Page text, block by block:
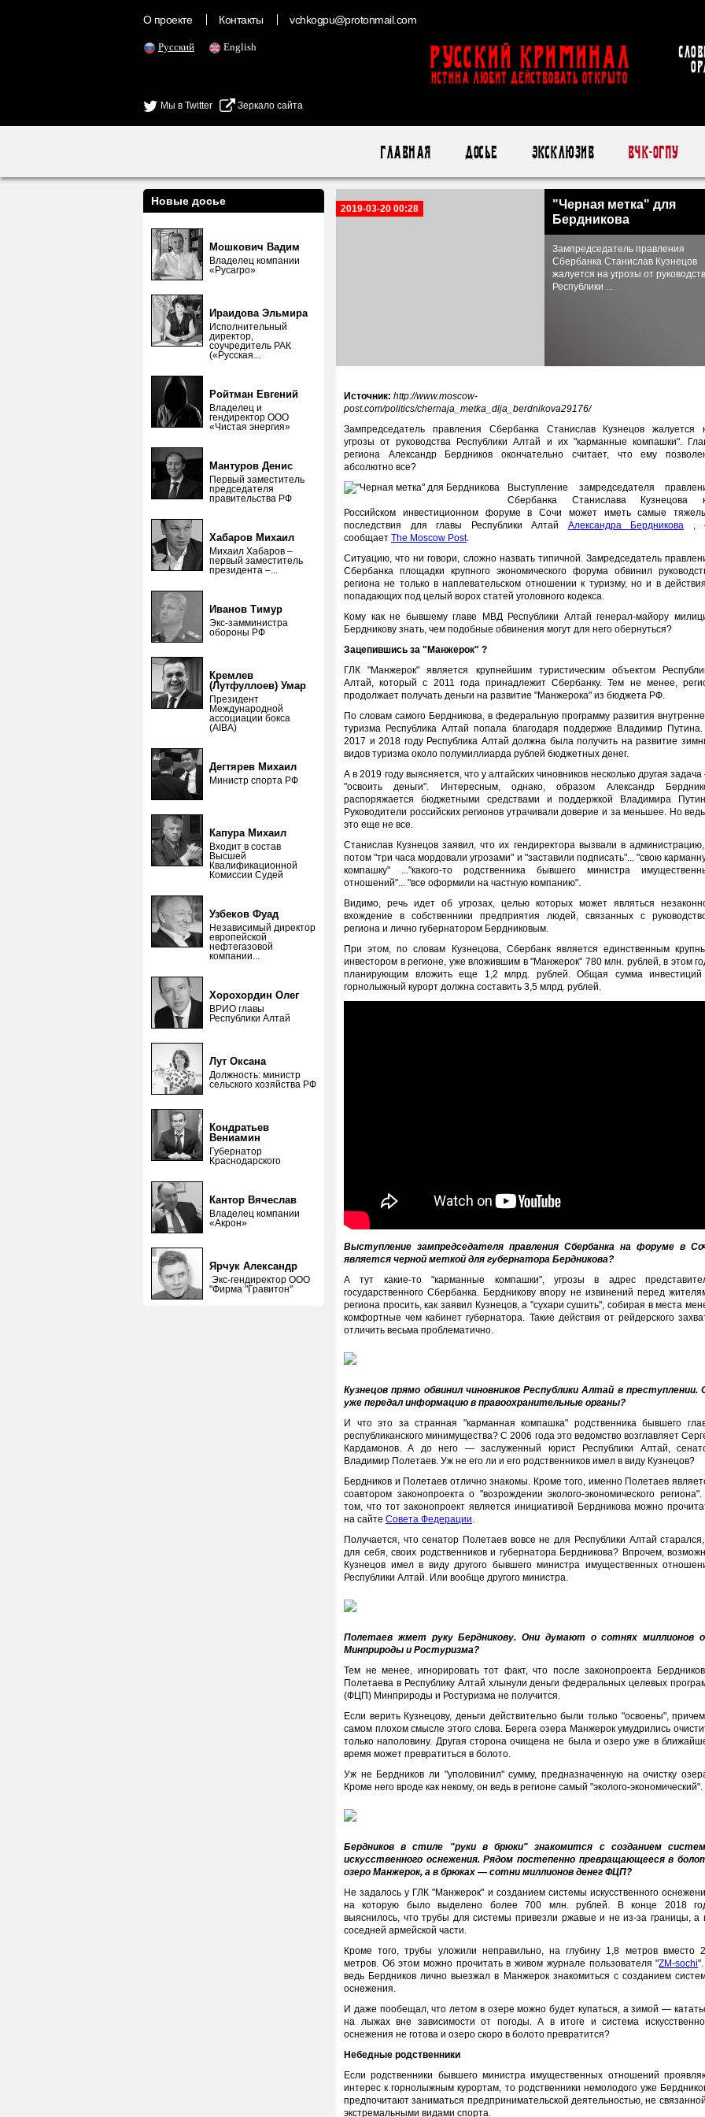
О проекте Контакты vchkogpu@protonmail.com
Русский English
Мы в Twitter Зеркало сайта
Русский Криминал
ИСТИНА ЛЮБИТ ДЕЙСТВОВАТЬ ОТКРЫТО
Главная Досье Эксклюзив ВЧК-ОГПУ
Новые досье
Мошкович Вадим
Владелец компании
«Русагро»
Ираидова Эльмира
Исполнительный
директор,
соучредитель РАК
(«Русская...
Ройтман Евгений
Владелец и
гендиректор ООО
«Чистая энергия»
Мантуров Денис
Первый заместитель
председателя
правительства РФ
Хабаров Михаил
Михаил Хабаров –
первый заместитель
президента –...
Иванов Тимур
Экс-замминистра
обороны РФ
Кремлев
(Лутфуллоев) Умар
Президент
Международной
ассоциации бокса
(AIBA)
Дегтярев Михаил
Министр спорта РФ
Капура Михаил
Входит в состав
Высшей
Квалификационной
Комиссии Судей
Узбеков Фуад
Независимый директор
европейской
нефтегазовой
компании...
Хорохордин Олег
ВРИО главы
Республики Алтай
Лут Оксана
Должность: министр
сельского хозяйства РФ
Кондратьев
Вениамин
Губернатор
Краснодарского
Кантор Вячеслав
Владелец компании
«Акрон»
Ярчук Александр
Экс-гендиректор ООО
"Фирма "Гравитон"
2019-03-20 00:28
"Черная метка" для
Бердникова
Зампредседатель правления
Сбербанка Станислав Кузнецов
жалуется на угрозы от
Республики ...
Источник: http://www.moscow-
post.com/politics/chernaja_metka_dlja_berdnikova29176/
Зампредседатель правления Сбербанка Станислав Кузнецов жалуется
угрозы от руководства Республики Алтай и их "карманные компашки".
региона Александр Бердников окончательно считает, что ему
абсолютно все?
Выступление замредседателя
Сбербанка Станислава Кузнецова
Российском инвестиционном форуме в Сочи может иметь самые
последствия для главы Республики Алтай Александра Бердникова ,
сообщает The Moscow Post.
Ситуацию, что ни говори, сложно назвать типичной. Замредседатель
Сбербанка площадки крупного экономического форума обвинил
региона не только в наплевательском отношении к туризму, но и в
попадающих под целый ворох статей уголовного кодекса.
Кому как не бывшему главе МВД Республики Алтай генерал-майору
Бердникову знать, чем подобные обвинения могут для него обернуться?
Зацепившись за "Манжерок" ?
ГЛК "Манжерок" является крупнейшим туристическим объектом
Алтай, который с 2011 года принадлежит Сбербанку. Тем не менее,
продолжает получать деньги на развитие "Манжерока" из бюджета РФ.
По словам самого Бердникова, в федеральную программу развития
туризма Республика Алтай попала благодаря поддержке Владимир
2017 и 2018 году Республика Алтай должна была получить на развитие
видов туризма около полумиллиарда рублей бюджетных денег.
А в 2019 году выясняется, что у алтайских чиновников несколько другая
"освоить деньги". Интересным, однако, образом Александр
распоряжается бюджетными средствами и поддержкой Владимира
Руководители российских регионов утрачивали доверие и за меньшее. Но
это еще не все.
Станислав Кузнецов заявил, что их гендиректора вызвали в
потом "три часа мордовали угрозами" и "заставили подписать"... "свою
компашку" ..."какого-то родственника бывшего министра
отношений"... "все оформили на частную компанию".
Видимо, речь идет об угрозах, целью которых может являться
вхождение в собственники предприятия людей, связанных с
региона и лично губернатором Бердниковым.
При этом, по словам Кузнецова, Сбербанк является единственным
инвестором в регионе, уже вложившим в "Манжерок" 780 млн. рублей, в этом
планирующим вложить еще 1,2 млрд. рублей. Общая сумма
горнолыжный курорт должна составить 3,5 млрд. рублей.
Выступление зампредседателя правления Сбербанка на форуме в
является черной меткой для губернатора Бердникова?
А тут какие-то "карманные компашки", угрозы в адрес
государственного Сбербанка. Бердникову впору не извинений перед
региона просить, как заявил Кузнецов, а "сухари сушить", собирая в места
комфортные чем кабинет губернатора. Такие действия от рейдерского
отличить весьма проблематично.
Кузнецов прямо обвинил чиновников Республики Алтай в преступлении.
уже передал информацию в правоохранительные органы?
И что это за странная "карманная компашка" родственника бывшего
республиканского минимущества? С 2006 года это ведомство возглавляет
Кардамонов. А до него — заслуженный юрист Республики Алтай,
Владимир Полетаев. Уж не его ли и его родственников имел в виду Кузнецов?
Бердников и Полетаев отлично знакомы. Кроме того, именно Полетаев
соавтором законопроекта о "возрождении эколого-экономического
том, что тот законопроект является инициативой Бердникова можно
на сайте Совета Федерации.
Получается, что сенатор Полетаев вовсе не для Республики Алтай
для себя, своих родственников и губернатора Бердникова? Впрочем,
Кузнецов имел в виду другого бывшего министра имущественных
Республики Алтай. Или вообще другого министра.
Полетаев жмет руку Бердникову. Они думают о сотнях миллионов
Минприроды и Ростуризма?
Тем не менее, игнорировать тот факт, что после законопроекта
Полетаева в Республику Алтай хлынули деньги федеральных целевых
(ФЦП) Минприроды и Ростуризма не получится.
Если верить Кузнецову, деньги действительно были только "освоены",
самом плохом смысле этого слова. Берега озера Манжерок умудрились
только наполовину. Другая сторона очищена не была и озеро уже в
время может превратиться в болото.
Уж не Бердников ли "уполовинил" сумму, предназначенную на очистку
Кроме него вроде как некому, он ведь в регионе самый "эколого-экономический".
Бердников в стиле "руки в брюки" знакомится с созданием
искусственного оснежения. Рядом постепенно превращающееся в
озеро Манжерок, а в брюках — сотни миллионов денег ФЦП?
Не задалось у ГЛК "Манжерок" и созданием системы искусственного
на которую было выделено более 700 млн. рублей. В конце 2018
выяснилось, что трубы для системы привезли ржавые и не из-за границы, а
соседней армейской части.
Кроме того, трубы уложили неправильно, на глубину 1,8 метров вместо
метров. Об этом можно прочитать в живом журнале пользователя "ZM-sochi
ведь Бердников лично выезжал в Манжерок знакомиться с созданием
оснежения.
И даже пообещал, что летом в озере можно будет купаться, а зимой —
на лыжах вне зависимости от погоды. А в итоге и система
оснежения не готова и озеро скоро в болото превратится?
Небедные родственники
Если родственники бывшего министра имущественных отношений
интерес к горнолыжным курортам, то родственники немолодого уже
предпочитают заниматься предпринимательской деятельностью, не
экстремальными видами спорта.